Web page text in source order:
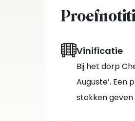
Vinificatie
Bij het dorp
Auguste’.
stokken